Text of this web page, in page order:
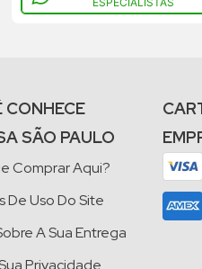
CONHECE
SÃO PAULO
Comprar Aqui?
De Uso Do Site
A Sua Entrega
Privacidade